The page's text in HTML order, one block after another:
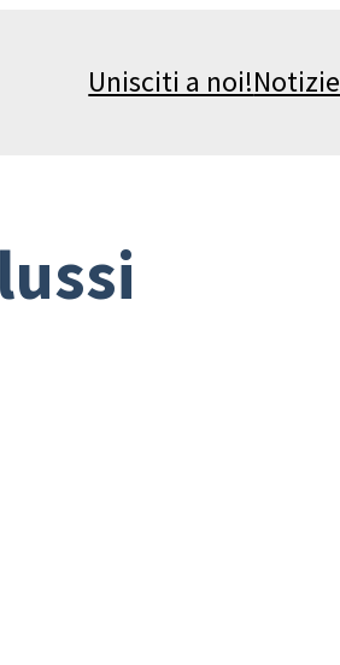
Unisciti a noi!Notizie